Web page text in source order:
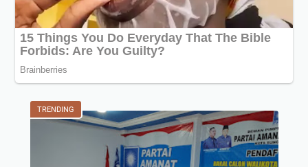
TRENDING